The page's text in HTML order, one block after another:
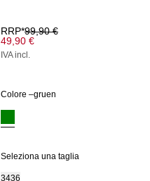
RRP*99,90 €
49,90 €
IVA incl.
Colore –gruen
Seleziona una taglia
3436